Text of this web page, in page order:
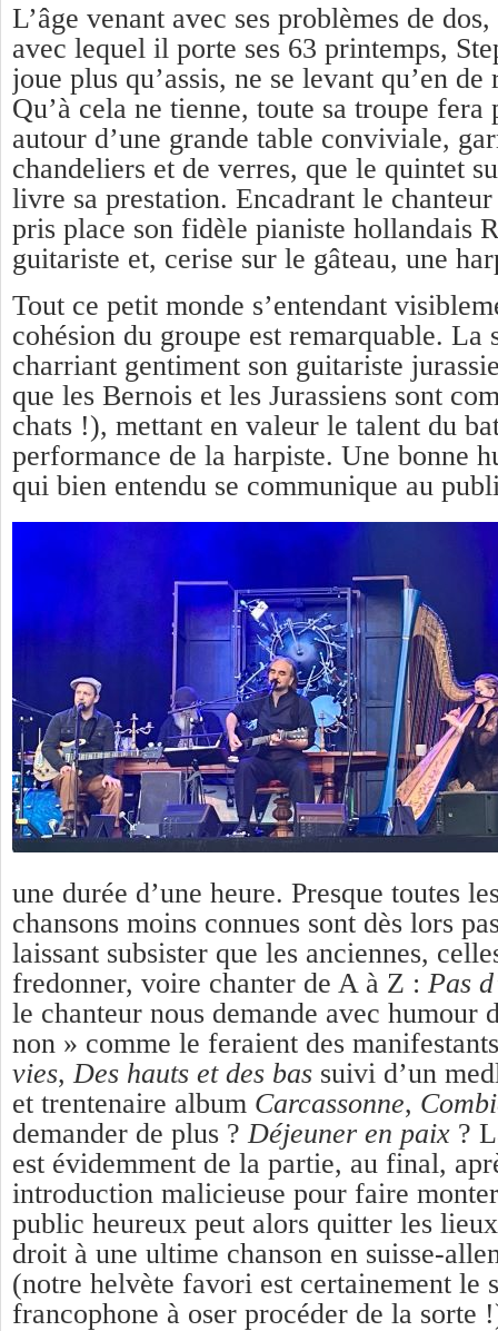
L’âge venant avec ses problèmes de
avec lequel il porte ses 63 printemps,
joue plus qu’assis, ne se levant qu’en de
Qu’à cela ne tienne, toute sa troupe fera
autour d’une grande table conviviale,
chandeliers et de verres, que le quintet
livre sa prestation. Encadrant le
pris place son fidèle pianiste hollandais
guitariste et, cerise sur le gâteau, une
Tout ce petit monde s’entendant
cohésion du groupe est remarquable. La
charriant gentiment son guitariste
que les Bernois et les Jurassiens sont
chats !), mettant en valeur le talent du
performance de la harpiste. Une bonne
qui bien entendu se communique au
une durée d’une heure. Presque toutes
chansons moins connues sont dès lors
laissant subsister que les anciennes,
fredonner, voire chanter de A à Z : Pas
le chanteur nous demande avec humour
non » comme le feraient des
vies, Des hauts et des bas suivi d’un
et trentenaire album Carcassonne,
demander de plus ? Déjeuner en paix ?
est évidemment de la partie, au final,
introduction malicieuse pour faire
public heureux peut alors quitter les
droit à une ultime chanson en suisse-
(notre helvète favori est certainement le
francophone à oser procéder de la sorte